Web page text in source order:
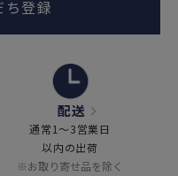
登録
配送
通常1～3営業日
以内の出荷
※お取り寄せ品を除く